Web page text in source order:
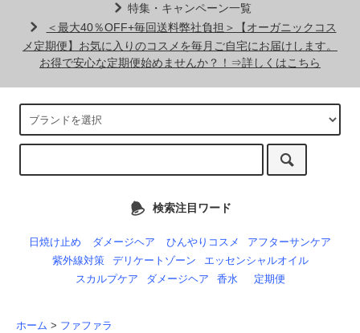
特集・キャンペーン一覧
＜最大40％OFF+毎回送料弊社負担＞【オーガニックコス
メ定期便】お気に入りのコスメを毎月ご自宅にお届けします。
お得で安心な定期便始めませんか？！⇒詳しくはこちら
検索注目ワード
日焼け止め ダメージヘア ひんやりコスメ
アフターサンケア
紫外線対策
デリケートゾーン
エッセンシャルオイル
スカルプケア
ダメージヘア 香水 定期便
ホーム > ファファラ